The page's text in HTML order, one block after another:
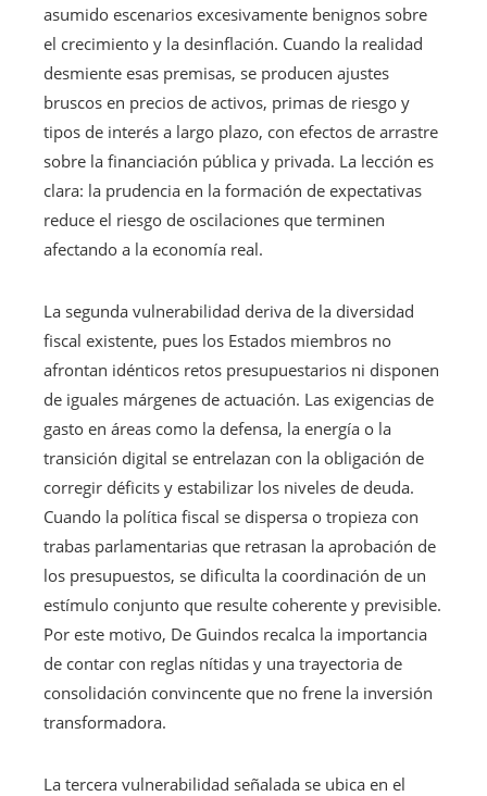
asumido escenarios excesivamente benignos sobre
el crecimiento y la desinflación. Cuando la realidad
desmiente esas premisas, se producen ajustes
bruscos en precios de activos, primas de riesgo y
tipos de interés a largo plazo, con efectos de arrastre
sobre la financiación pública y privada. La lección es
clara: la prudencia en la formación de expectativas
reduce el riesgo de oscilaciones que terminen
afectando a la economía real.
La segunda vulnerabilidad deriva de la diversidad
fiscal existente, pues los Estados miembros no
afrontan idénticos retos presupuestarios ni disponen
de iguales márgenes de actuación. Las exigencias de
gasto en áreas como la defensa, la energía o la
transición digital se entrelazan con la obligación de
corregir déficits y estabilizar los niveles de deuda.
Cuando la política fiscal se dispersa o tropieza con
trabas parlamentarias que retrasan la aprobación de
los presupuestos, se dificulta la coordinación de un
estímulo conjunto que resulte coherente y previsible.
Por este motivo, De Guindos recalca la importancia
de contar con reglas nítidas y una trayectoria de
consolidación convincente que no frene la inversión
transformadora.
La tercera vulnerabilidad señalada se ubica en el